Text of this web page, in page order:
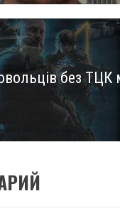
без